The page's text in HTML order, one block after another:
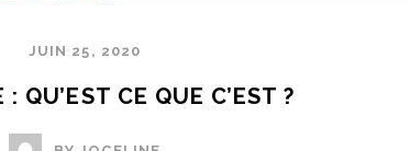
JUIN 25, 2020
: QU’EST CE QUE C’EST ?